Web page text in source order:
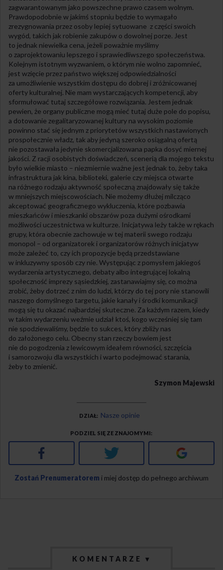
zagwarantowanym jako powszechne prawo czasem wolnym.
Prawdopodobnie w jakimś stopniu będzie to wymagało
zrezygnowania przez osoby lepiej sytuowane z części swoich
wygód, takich jak robienie zakupów o dowolnej porze. Jest
to jednak niewielka cena, jeżeli poważnie myślimy
o zaprojektowaniu lepszego i sprawiedliwszego społeczeństwa.
Kolejnym istotnym wyzwaniem, o którym nie wolno zapomnieć,
jest wzięcie przez państwo większej odpowiedzialności
za umożliwienie wszystkim dostępu do dobrej i zróżnicowanej
oferty kulturalnej. Nie mam wystarczających kompetencji, aby
sformułować tutaj szczegółowe rozwiązania. Jestem jednak
pewien, że organy publiczne mogą mieć tutaj duże pole do popisu,
a dotowanie zegalitaryzowanej kultury na wysokim poziomie
powinno stać się jednym z priorytetów wszystkich nastawionych
prospołecznie władz, tak aby jedyną szeroko osiągalną ofertą
nie pozostawała jedynie skomercjalizowana papka dosyć miernej
jakości. Z racji osobistych doświadczeń, scenerią dla mojego tekstu
było wielkie miasto – niezmiernie ważne jest jednak to, żeby taka
infrastruktura jak kina, biblioteki, galerie czy miejsca otwarte
na różnego rodzaju aktywność społeczną znajdowały się także
w mniejszych miejscowościach. Nie możemy dłużej milcząco
akceptować geograficznego wykluczenia, które pozbawia
mieszkańców i mieszkanki obszarów poza dużymi ośrodkami
możliwości uczestnictwa w kulturze. Inicjatywa leży także w rękach
grupy, która obecnie zachowuje w tej materii swego rodzaju
monopol – od organizatorek i organizatorów różnych inicjatyw
może zależeć to, czy ich propozycje będą przedstawiane
w inkluzywny sposób czy nie. Występując z pomysłem jakiegoś
wydarzenia artystycznego, debaty albo integrującej lokalną
społeczność imprezy sąsiedzkiej, zastanawiajmy się, co można
zrobić, żeby dotrzeć z nim do ludzi, którzy do tej pory nie stanowili
naszego domyślnego targetu, jakie kanały i środki komunikacji
mogą się tu okazać najbardziej skuteczne. Za każdym razem, kiedy
w takim wydarzeniu weźmie udział ktoś, kogo wcześniej się tam
nie spodziewaliśmy, będzie to sukces, który zbliży nas
do założonego celu. Obecny stan rzeczy bowiem jest
nie do pogodzenia z lewicowym ideałem równości, szczęścia
i samorozwoju dla wszystkich i warto podejmować starania,
żeby to zmienić.
Szymon Majewski
DZIAŁ Nasze opinie
PODZIEL SIĘ ZE ZNAJOMYMI
Facebook Twitter Google+
Zostań Prenumeratorem i miej dostęp do pełnego archiwum
KOMENTARZE ▾